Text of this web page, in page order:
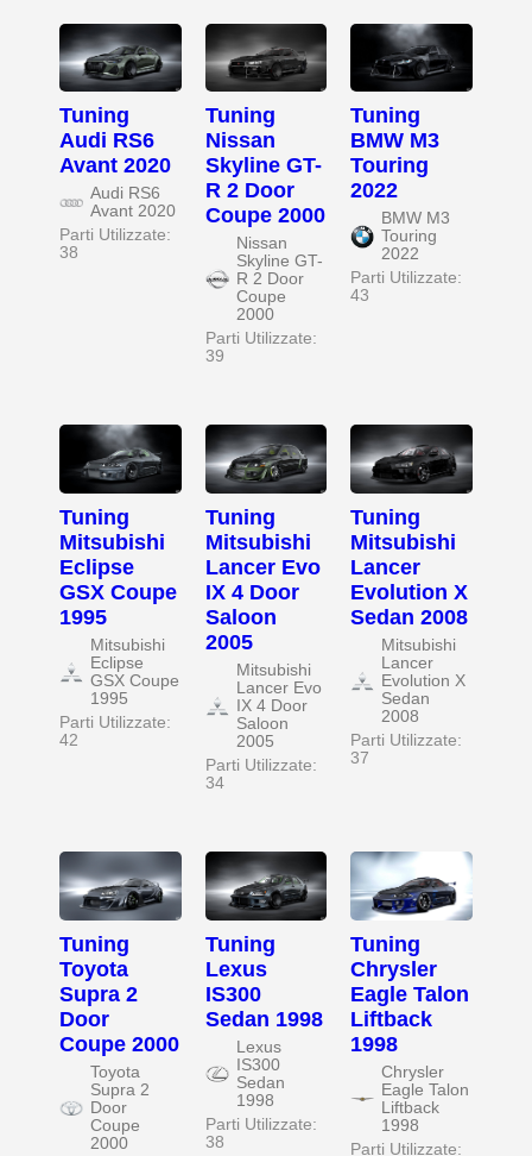
Tuning
Audi RS6
Avant 2020
Audi RS6
Avant 2020
Parti Utilizzate:
38
Tuning
Nissan
Skyline GT-
R 2 Door
Coupe 2000
Nissan
Skyline GT-
R 2 Door
Coupe
2000
Parti Utilizzate:
39
Tuning
BMW M3
Touring
2022
BMW M3
Touring
2022
Parti Utilizzate:
43
Tuning
Mitsubishi
Eclipse
GSX Coupe
1995
Mitsubishi
Eclipse
GSX Coupe
1995
Parti Utilizzate:
42
Tuning
Mitsubishi
Lancer Evo
IX 4 Door
Saloon
2005
Mitsubishi
Lancer Evo
IX 4 Door
Saloon
2005
Parti Utilizzate:
34
Tuning
Mitsubishi
Lancer
Evolution X
Sedan 2008
Mitsubishi
Lancer
Evolution X
Sedan
2008
Parti Utilizzate:
37
Tuning
Toyota
Supra 2
Door
Coupe 2000
Toyota
Supra 2
Door
Coupe
2000
Tuning
Lexus
IS300
Sedan 1998
Lexus
IS300
Sedan
1998
Parti Utilizzate:
38
Tuning
Chrysler
Eagle Talon
Liftback
1998
Chrysler
Eagle Talon
Liftback
1998
Parti Utilizzate: